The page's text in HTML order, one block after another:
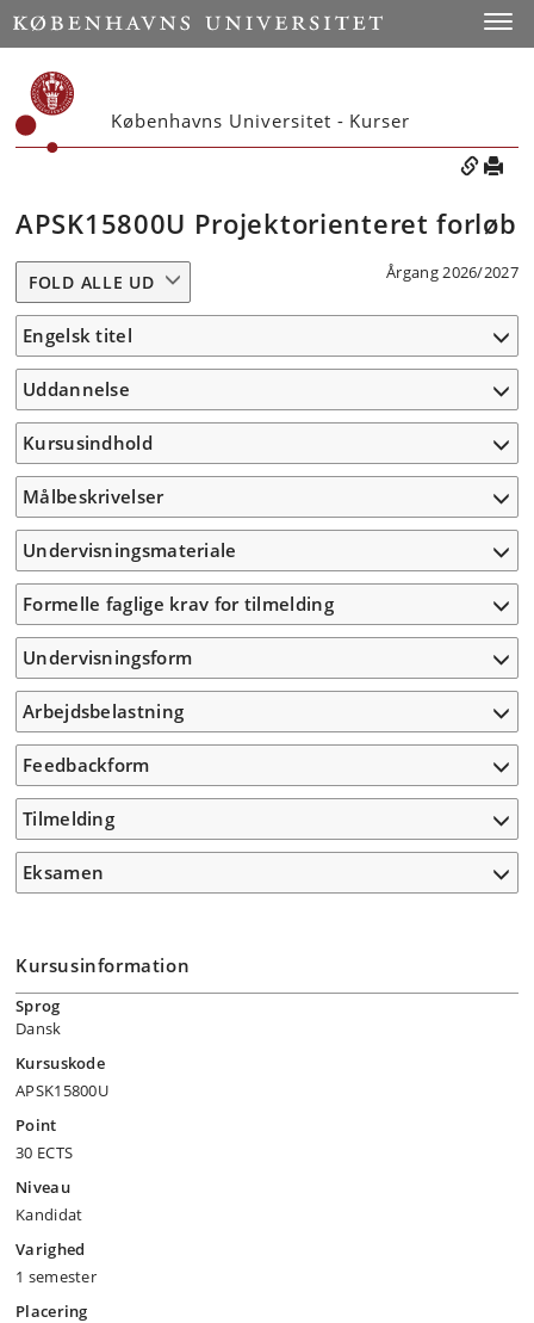
Københavns Universitet - Kurser
APSK15800U Projektorienteret forløb
Årgang 2026/2027
FOLD ALLE UD
Engelsk titel
Uddannelse
Kursusindhold
Målbeskrivelser
Undervisningsmateriale
Formelle faglige krav for tilmelding
Undervisningsform
Arbejdsbelastning
Feedbackform
Tilmelding
Eksamen
Kursusinformation
Sprog
Dansk
Kursuskode
APSK15800U
Point
30 ECTS
Niveau
Kandidat
Varighed
1 semester
Placering